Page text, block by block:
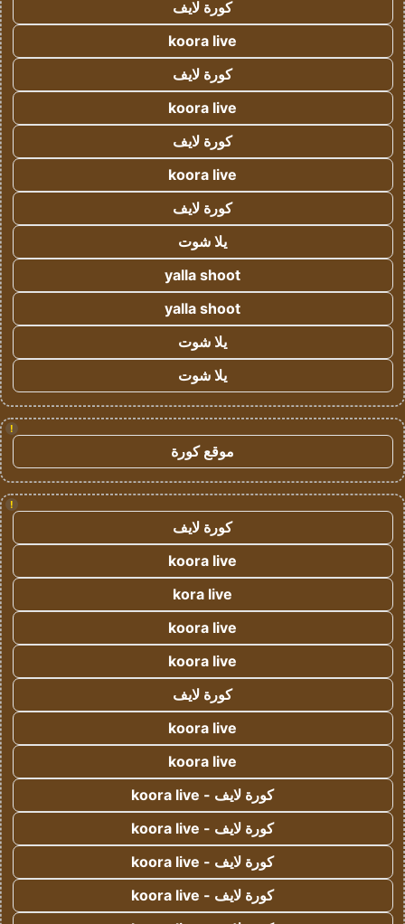
كورة لايف
koora live
كورة لايف
koora live
كورة لايف
koora live
كورة لايف
يلا شوت
yalla shoot
yalla shoot
يلا شوت
يلا شوت
!
موقع كورة
!
كورة لايف
koora live
kora live
koora live
koora live
كورة لايف
koora live
koora live
كورة لايف - koora live
كورة لايف - koora live
كورة لايف - koora live
كورة لايف - koora live